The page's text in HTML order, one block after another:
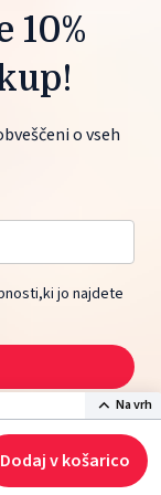
Na vrh
Dodaj v košarico
10%
o vseh
jo najdete
Ljubljana, Slovenia.